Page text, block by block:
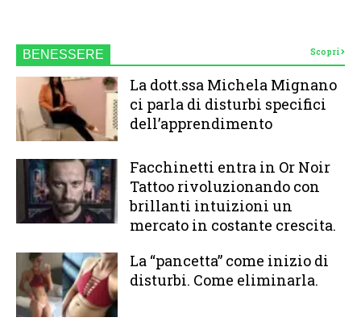
BENESSERE Scopri
La dott.ssa Michela Mignano
ci parla di disturbi specifici
dell’apprendimento
Facchinetti entra in Or Noir
Tattoo rivoluzionando con
brillanti intuizioni un
mercato in costante crescita.
La “pancetta” come inizio di
disturbi. Come eliminarla.